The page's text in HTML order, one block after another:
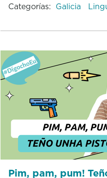
Categorías: Galicia
Pim, pam, pum!